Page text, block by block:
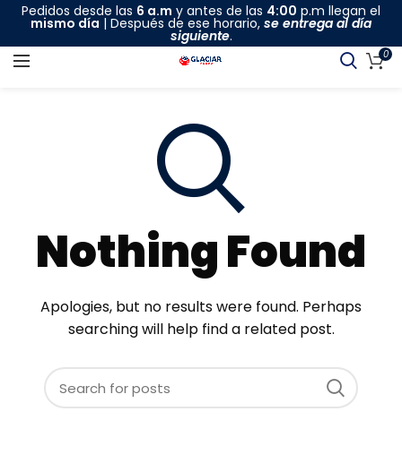
Pedidos desde las 6 a.m y antes de las 4:00 p.m llegan el
mismo día | Después de ese horario, se entrega al día
siguiente.
0
Nothing Found
Apologies, but no results were found. Perhaps
searching will help find a related post.